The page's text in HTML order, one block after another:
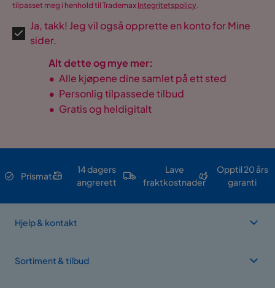
tilpasset meg i henhold til Trademax Integritetspolicy.
Ja, takk! Jeg vil også opprette en konto for Mine
sider.
Alt dette og mye mer:
• Alle kjøpene dine samlet på ett sted
• Personlig tilpassede tilbud
• Gratis og heldigitalt
Prismatch
14 dagers
angrerett
Lave
fraktkostnader
Opptil 20 års
garanti
Hjelp & kontakt
Sortiment & tilbud